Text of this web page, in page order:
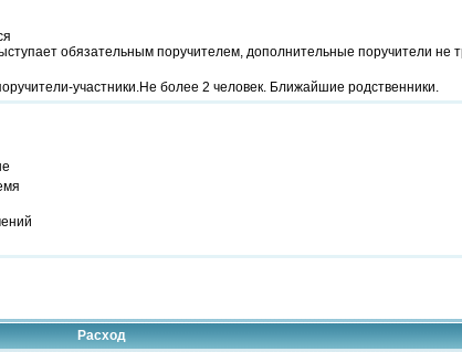
обязательным поручителем, дополнительные поручители не
участники.Не более 2 человек. Ближайшие родственники.
Расход